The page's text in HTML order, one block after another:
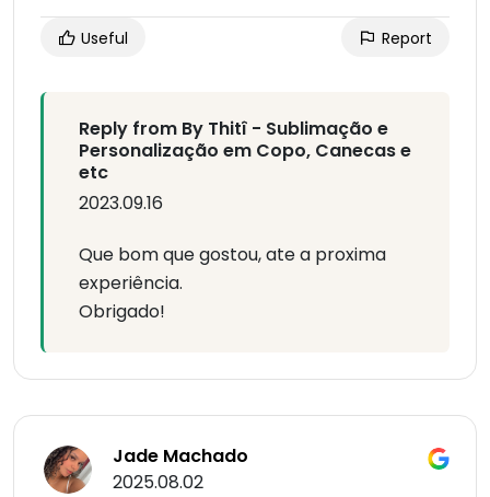
Useful Report
Reply from By Thitî - Sublimação e
Personalização em Copo, Canecas e
etc
2023.09.16
Que bom que gostou, ate a proxima
experiência.
Obrigado!
Jade Machado
2025.08.02